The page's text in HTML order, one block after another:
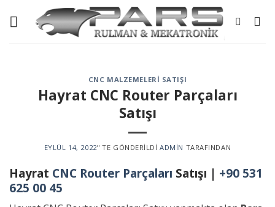
CNC MALZEMELERI SATIŞI
Hayrat CNC Router Parçaları
Satışı
EYLÜL 14, 2022’' TE GÖNDERILDI ADMIN TARAFINDAN
Hayrat CNC Router Parçaları Satışı | +90 531
625 00 45